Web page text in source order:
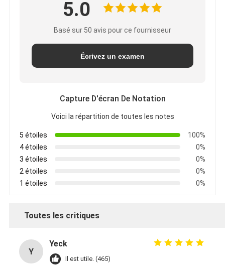
5.0
Basé sur 50 avis pour ce fournisseur
Écrivez un examen
Capture D'écran De Notation
Voici la répartition de toutes les notes
5 étoiles
100%
4 étoiles
0%
3 étoiles
0%
2 étoiles
0%
1 étoiles
0%
Toutes les critiques
Y
Yeck
Il est utile. (465)